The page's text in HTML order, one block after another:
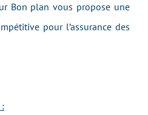
Bon plan vous propose une
pour l’assurance des
: